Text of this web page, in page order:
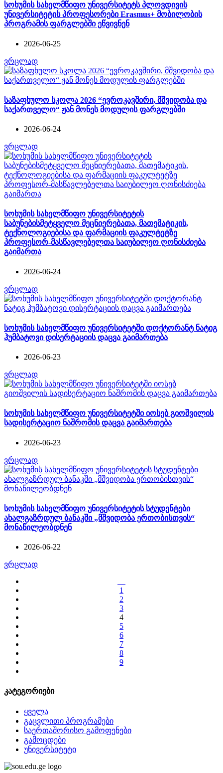
სოხუმის სახელმწიფო უნივერსიტეტს პლოვდივის
უნივერსიტეტის პროფესორები Erasmus+ მობილობის
პროგრამის ფარგლებში ეწვივნენ
2026-06-25
ვრცლად
საზაფხულო სკოლა 2026 “ევროკავშირი, მშვიდობა და
საქართველო“ ჟან მონეს მოდულის ფარგლებში
2026-06-24
ვრცლად
სოხუმის სახელმწიფო უნივერსიტეტის
საბუნებისმეტყველო მეცნიერებათა, მათემატიკის,
ტექნოლოგიებისა და ფარმაციის ფაკულტეტზე
პროფესორ-მასწავლებელთა საიუბილეო ღონისძიება
გაიმართა
2026-06-24
ვრცლად
სოხუმის სახელმწიფო უნივერსიტეტში დოქტორანტ ნატიგ
ჰუმბატოვი დისერტაციის დაცვა გაიმართება
2026-06-23
ვრცლად
სოხუმის სახელმწიფო უნივერსიტეტში იოსებ გიოშვილის
სადისერტაციო ნაშრომის დაცვა გაიმართება
2026-06-23
ვრცლად
სოხუმის სახელმწიფო უნივერსიტეტის სტუდენტები
ახალგაზრდულ ბანაკში „მშვიდობა ერთობისთვის“
მონაწილეობდნენ
2026-06-22
ვრცლად
1
2
3
4
5
6
7
8
9
კატეგორიები
ყველა
გაცვლითი პროგრამები
საერთაშორისო გამოფენები
გამოცდები
უნივერსიტეტი